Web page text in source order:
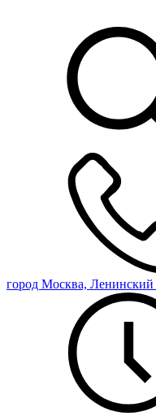
город Москва, Ленинский